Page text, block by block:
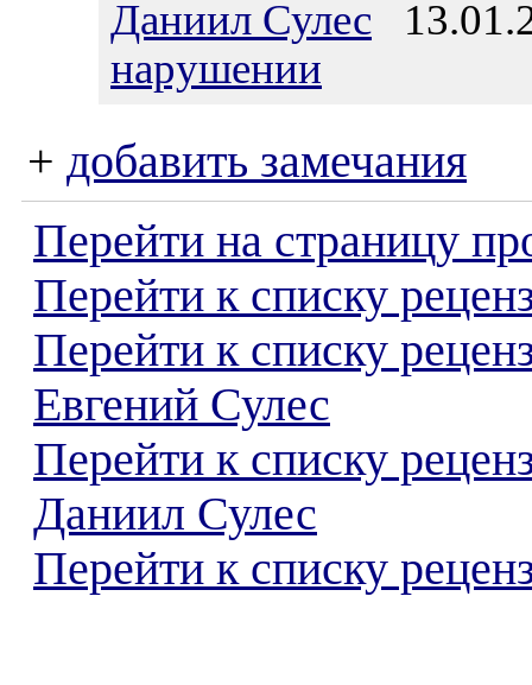
Даниил Сулес
нарушении
+ добавить замечания
Перейти на страницу
Перейти к списку
Перейти к списку
Евгений Сулес
Перейти к списку
Даниил Сулес
Перейти к списку